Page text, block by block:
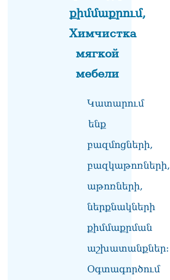
քիմմաքրում,
Химчистка
мягкой
мебели
Կատարում
ենք
բազմոցների,
բազկաթոռների,
աթոռների,
ներքնակների
քիմմաքրման
աշխատանքներ:
Օգտագործում